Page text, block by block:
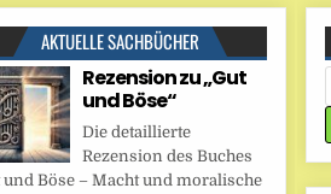
AKTUELLE SACHBÜCHER
Rezension zu „Gut
und Böse“
Die detaillierte
Rezension des Buches
und Böse – Macht und moralische